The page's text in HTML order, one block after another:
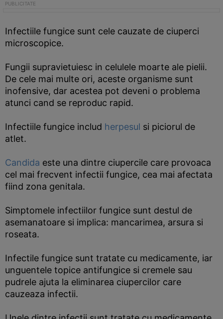
Infectiile fungice sunt cele cauzate de ciuperci
microscopice.
Fungii supravietuiesc in celulele moarte ale pielii.
De cele mai multe ori, aceste organisme sunt
inofensive, dar acestea pot deveni o problema
atunci cand se reproduc rapid.
Infectiile fungice includ herpesul si piciorul de
atlet.
Candida este una dintre ciupercile care provoaca
cel mai frecvent infectii fungice, cea mai afectata
fiind zona genitala.
Simptomele infectiilor fungice sunt destul de
asemanatoare si implica: mancarimea, arsura si
roseata.
Infectile fungice sunt tratate cu medicamente, iar
unguentele topice antifungice si cremele sau
pudrele ajuta la eliminarea ciupercilor care
cauzeaza infectii.